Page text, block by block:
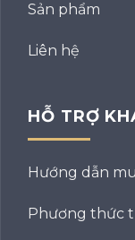
Sản phẩm
Liên hệ
HỖ TRỢ
Hướng dẫn
Phương thức